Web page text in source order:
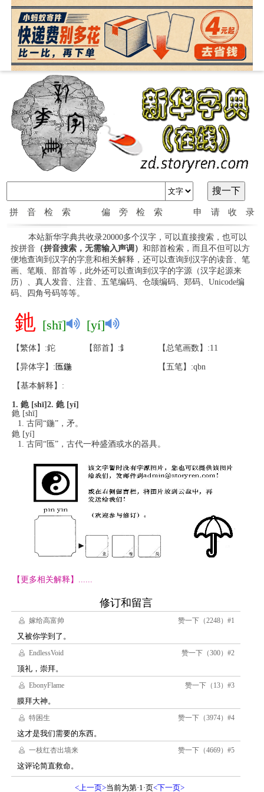
拼音检索 偏旁检索 申请收录
本站新华字典共收录20000多个汉字，可以直接搜索，也可以
按拼音（拼音搜索，无需输入声调） 和部首检索，而且不但可以方
便地查询到汉字的字意和相关解释，还可以查询到汉字的读音、笔
画、笔顺、部首等，此外还可以查询到汉字的字源（汉字起源来
历）、真人发音、注音、五笔编码、仓颉编码、郑码、Unicode编
码、四角号码等等。
釶 [shī] [yí]
【繁体】:鉈 【部首】:釒 【总笔画数】:11
【异体字】: 匜鍦 【五笔】:qbn
【基本解释】:
1. 釶 [shī] 2. 釶 [yí]
釶 [shī]
古同“鍦”，矛。
釶 [yí]
古同“匜”，古代一种盛酒或水的器具。
【更多相关解释】......